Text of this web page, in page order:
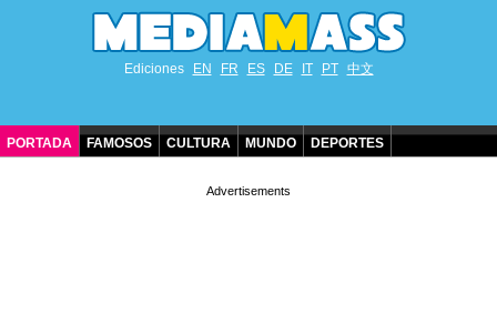
Ediciones EN FR ES DE IT PT 中文
PORTADA FAMOSOS CULTURA MUNDO DEPORTES